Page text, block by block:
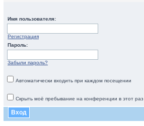
Имя пользователя:
Регистрация
Пароль:
Забыли пароль?
Автоматически входить при каждом посещении
Скрыть моё пребывание на конференции в этот раз